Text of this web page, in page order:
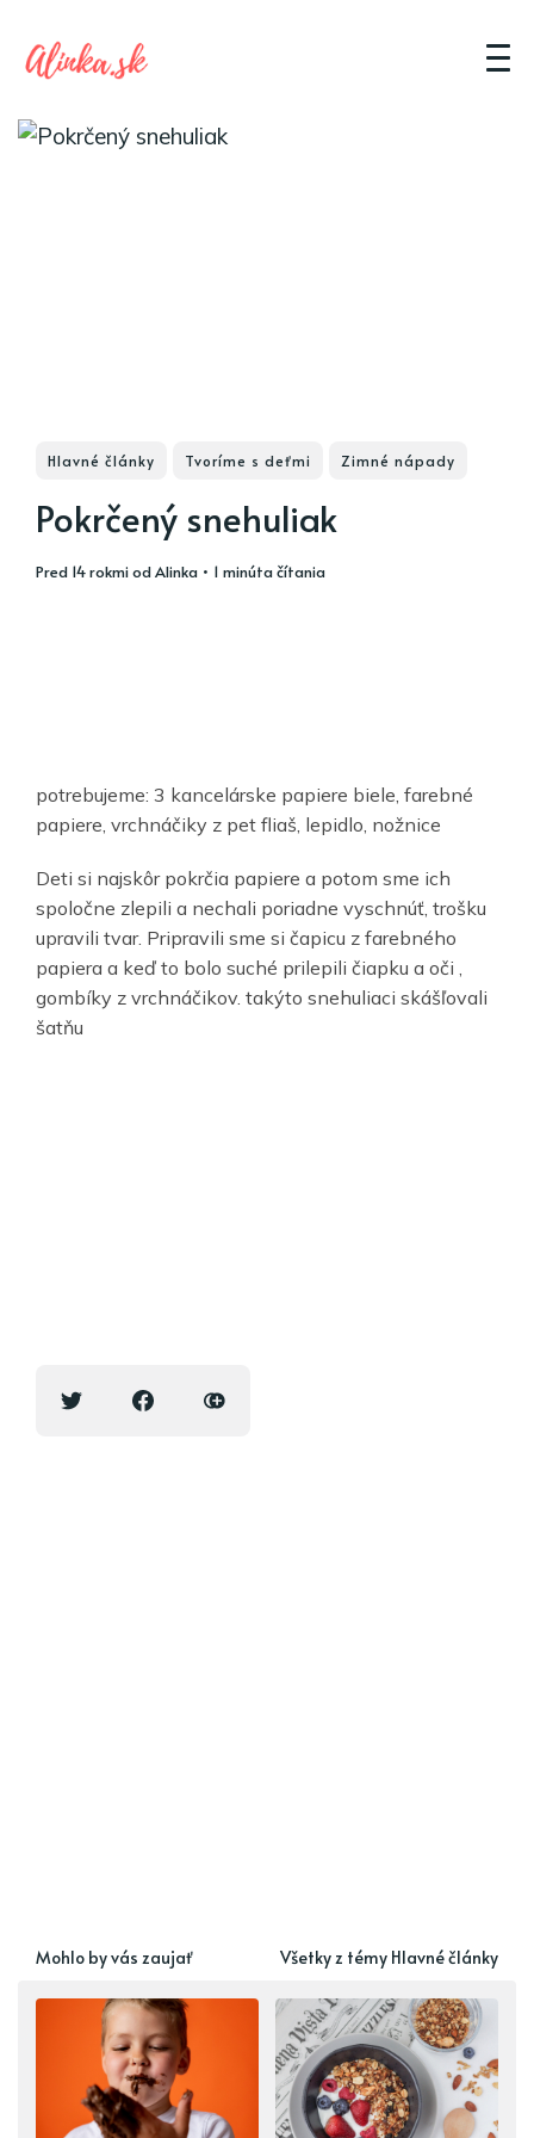
Hlavné články Tvoríme s deťmi Zimné nápady
Pokrčený snehuliak
pred 14 rokmiodAlinka • 1 minúta čítania
potrebujeme: 3 kancelárske papiere biele, farebné
papiere, vrchnáčiky z pet fliaš, lepidlo, nožnice
Deti si najskôr pokrčia papiere a potom sme ich
spoločne zlepili a nechali poriadne vyschnúť, trošku
upravili tvar. Pripravili sme si čapicu z farebného
papiera a keď to bolo suché prilepili čiapku a oči ,
gombíky z vrchnáčikov. takýto snehuliaci skášľovali
šatňu
Mohlo by vás zaujať Všetky z témy Hlavné články